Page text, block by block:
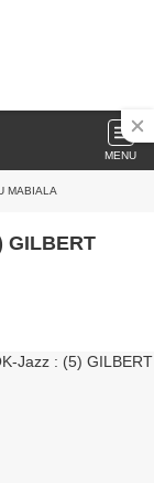
MENU
MABIALA
GILBERT